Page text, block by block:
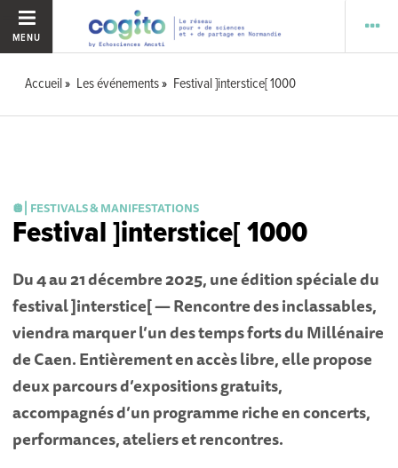
MENU
Accueil Les événements Festival ]interstice[ 1000
🪩⎜FESTIVALS & MANIFESTATIONS
Festival ]interstice[ 1000
Du 4 au 21 décembre 2025, une édition spéciale du
festival ]interstice[ — Rencontre des inclassables,
viendra marquer l’un des temps forts du Millénaire
de Caen. Entièrement en accès libre, elle propose
deux parcours d’expositions gratuits,
accompagnés d’un programme riche en concerts,
performances, ateliers et rencontres.